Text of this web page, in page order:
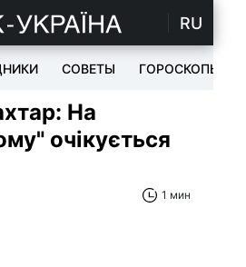
RU
СОВЕТЫ ГОРОСКОПЫ
На
очікується
1 мин